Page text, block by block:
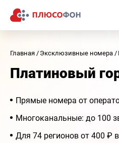
Главная Эксклюзивные номера
Платиновый
Прямые номера от
Многоканальные: до 100
Для 74 регионов от 400 ₽